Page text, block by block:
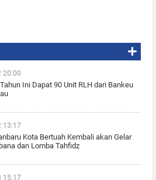
20:00
Ini Dapat 90 Unit RLH dari Bankeu
13:17
Kota Bertuah Kembali akan Gelar
dan Lomba Tahfidz
15:17